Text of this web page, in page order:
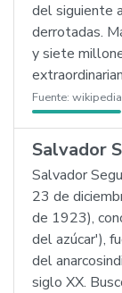
del siguiente
derrotadas.
y siete
Fuente:
Salvador
Salvador
23 de
de 1923),
del azúcar'),
del
siglo XX.